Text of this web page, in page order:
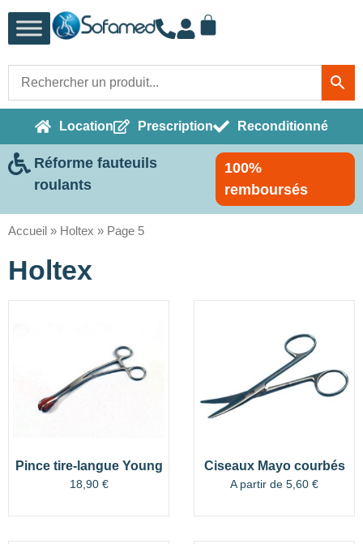
Location Prescription Reconditionné
Réforme fauteuils
roulants
100%
remboursés
Accueil » Holtex » Page 5
Holtex
Pince tire-langue Young
18,90 €
Ciseaux Mayo courbés
A partir de 5,60 €